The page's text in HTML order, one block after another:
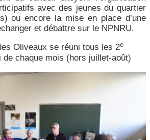
avec des jeunes du quartier
ou encore la mise en place d’une
et débattre sur le NPNRU.
Oliveaux se réuni tous les 2e
de chaque mois (hors juillet-août)